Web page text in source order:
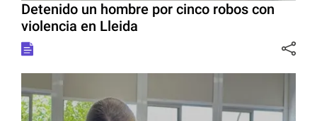
Detenido un hombre por cinco robos con
violencia en Lleida